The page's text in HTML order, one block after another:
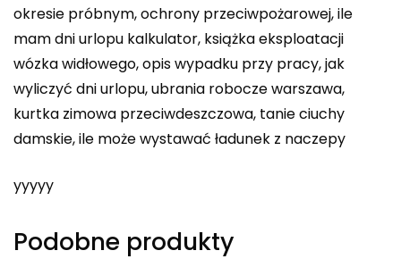
okresie próbnym, ochrony przeciwpożarowej, ile
mam dni urlopu kalkulator, książka eksploatacji
wózka widłowego, opis wypadku przy pracy, jak
wyliczyć dni urlopu, ubrania robocze warszawa,
kurtka zimowa przeciwdeszczowa, tanie ciuchy
damskie, ile może wystawać ładunek z naczepy
yyyyy
Podobne produkty